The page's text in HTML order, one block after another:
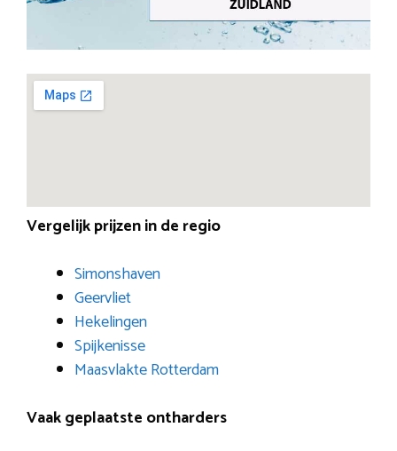
Vergelijk prijzen in de regio
Simonshaven
Geervliet
Hekelingen
Spijkenisse
Maasvlakte Rotterdam
Vaak geplaatste ontharders